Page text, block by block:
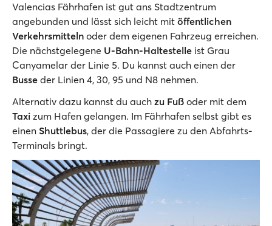
Valencias Fährhafen ist gut ans Stadtzentrum
angebunden und lässt sich leicht mit öffentlichen
Verkehrsmitteln oder dem eigenen Fahrzeug erreichen.
Die nächstgelegene U-Bahn-Haltestelle ist Grau
Canyamelar der Linie 5. Du kannst auch einen der
Busse der Linien 4, 30, 95 und N8 nehmen.
Alternativ dazu kannst du auch zu Fuß oder mit dem
Taxi zum Hafen gelangen. Im Fährhafen selbst gibt es
einen Shuttlebus, der die Passagiere zu den Abfahrts-
Terminals bringt.